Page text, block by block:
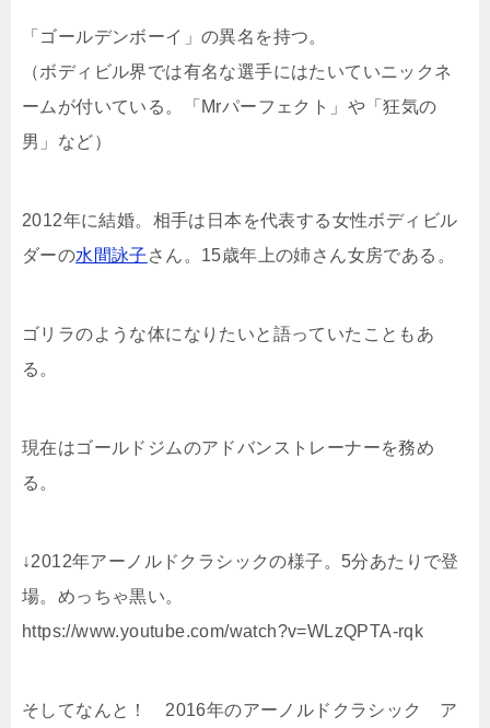
「ゴールデンボーイ」の異名を持つ。
（ボディビル界では有名な選手にはたいていニックネ
ームが付いている。「Mrパーフェクト」や「狂気の
男」など）
2012年に結婚。相手は日本を代表する女性ボディビル
ダーの水間詠子 さん。15歳年上の姉さん女房である。
ゴリラのような体になりたいと語っていたこともあ
る。
現在はゴールドジムのアドバンストレーナーを務め
る。
↓2012年アーノルドクラシックの様子。5分あたりで登
場。めっちゃ黒い。
https://www.youtube.com/watch?v=WLzQPTA-rqk
そしてなんと！ 2016年のアーノルドクラシック ア